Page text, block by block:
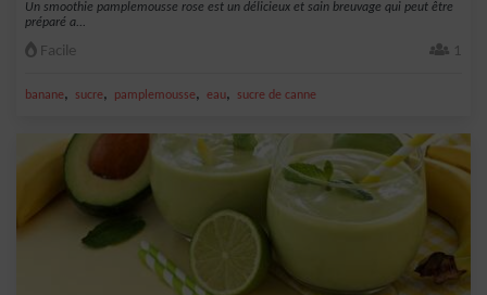
Un smoothie pamplemousse rose est un délicieux et sain breuvage qui peut être
préparé a...
Facile 1
banane, sucre, pamplemousse, eau, sucre de canne